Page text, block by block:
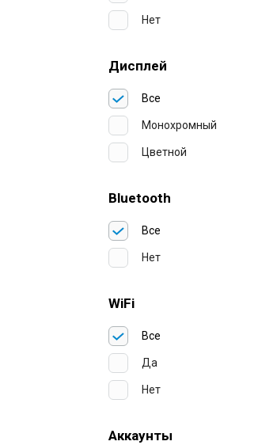
Нет
Дисплей
Все
Монохромный
Цветной
Bluetooth
Все
Нет
WiFi
Все
Да
Нет
Аккаунты